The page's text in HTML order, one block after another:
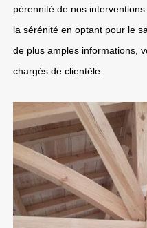
pérennité de nos
la sérénité en optant pour le
de plus amples informations,
chargés de clientèle.